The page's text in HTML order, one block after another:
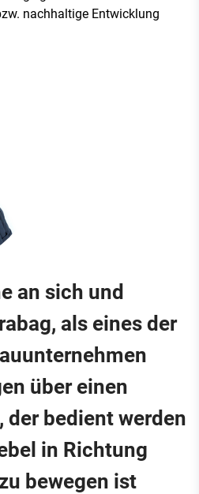
nachhaltige Entwicklung
an sich und
als eines der
über einen
der bedient werden
in Richtung
bewegen ist